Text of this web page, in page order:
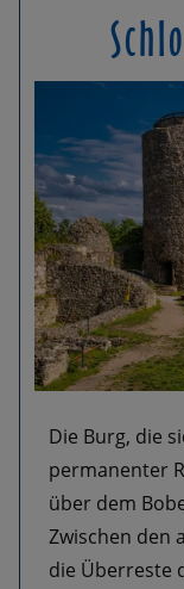
Die Burg, die
permanenter
über dem
Zwischen den
die Überreste